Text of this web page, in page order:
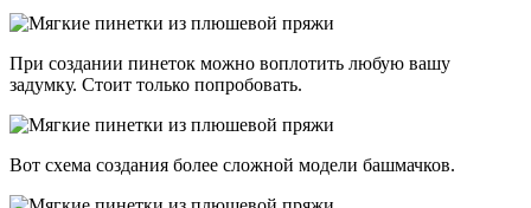
При создании пинеток можно воплотить любую вашу
задумку. Стоит только попробовать.
Вот схема создания более сложной модели башмачков.